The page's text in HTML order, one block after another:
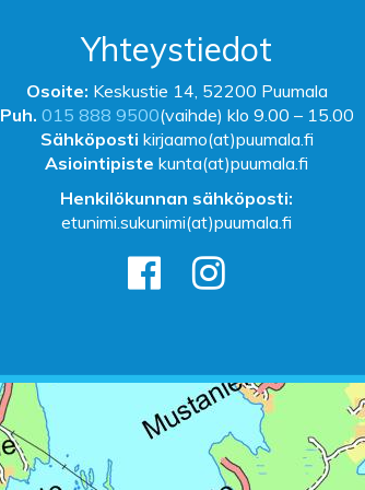
Yhteystiedot
Osoite: Keskustie 14, 52200 Puumala
Puh. 015 888 9500(vaihde) klo 9.00 – 15.00
Sähköposti kirjaamo(at)puumala.fi
Asiointipiste kunta(at)puumala.fi
Henkilökunnan sähköposti:
etunimi.sukunimi(at)puumala.fi